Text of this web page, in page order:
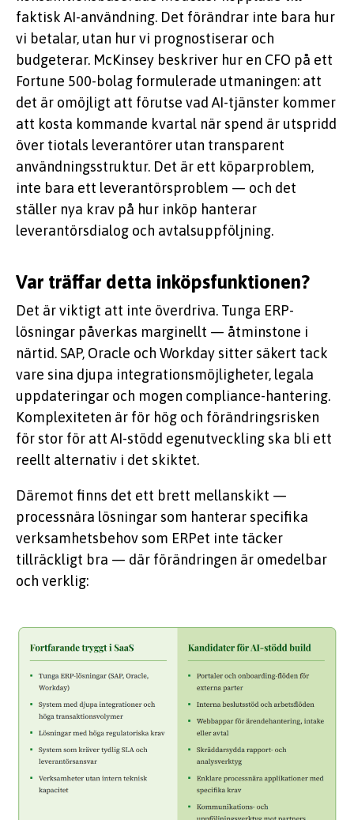
faktisk AI-användning. Det förändrar inte bara hur
vi betalar, utan hur vi prognostiserar och
budgeterar. McKinsey beskriver hur en CFO på ett
Fortune 500-bolag formulerade utmaningen: att
det är omöjligt att förutse vad AI-tjänster kommer
att kosta kommande kvartal när spend är utspridd
över tiotals leverantörer utan transparent
användningsstruktur. Det är ett köparproblem,
inte bara ett leverantörsproblem — och det
ställer nya krav på hur inköp hanterar
leverantörsdialog och avtalsuppföljning.
Var träffar detta inköpsfunktionen?
Det är viktigt att inte överdriva. Tunga ERP-
lösningar påverkas marginellt — åtminstone i
närtid. SAP, Oracle och Workday sitter säkert tack
vare sina djupa integrationsmöjligheter, legala
uppdateringar och mogen compliance-hantering.
Komplexiteten är för hög och förändringsrisken
för stor för att AI-stödd egenutveckling ska bli ett
reellt alternativ i det skiktet.
Däremot finns det ett brett mellanskikt —
processnära lösningar som hanterar specifika
verksamhetsbehov som ERPet inte täcker
tillräckligt bra — där förändringen är omedelbar
och verklig: